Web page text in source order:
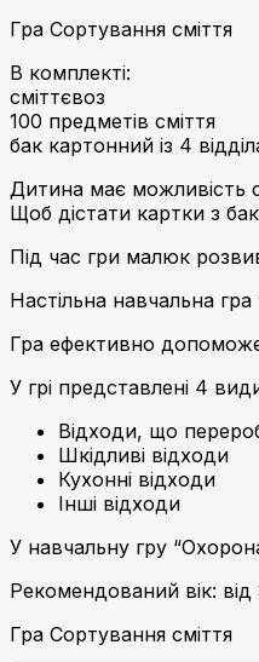
Гра Сортування сміття
В комплекті:
сміттєвоз
100 предметів сміття
бак картонний із 4
Дитина має можливість
Щоб дістати картки з
Під час гри малюк
Настільна навчальна
Гра ефективно допоможе
У грі представлені 4
Відходи, що
Шкідливі відходи
Кухонні відходи
Інші відходи
У навчальну гру
Рекомендований вік: від
Гра Сортування сміття